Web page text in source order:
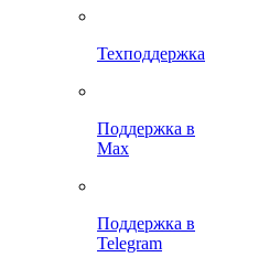
Техподдержка
Поддержка в
Max
Поддержка в
Telegram